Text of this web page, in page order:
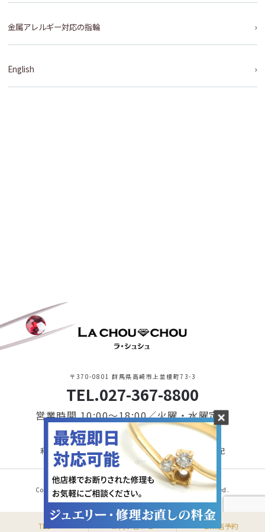
金属アレルギー対応の指輪
English
〒370-0801 群馬県高崎市上並榎町73-3
TEL.027-367-8800
営業時間 10:00〜18:00／火曜・水曜定休
利用規約・プライバシーポリシー特定商取引に基づく表記
Copyright © 2021 LA CHOU CHOU. All Rights Reserved.
TEL ご来店予約